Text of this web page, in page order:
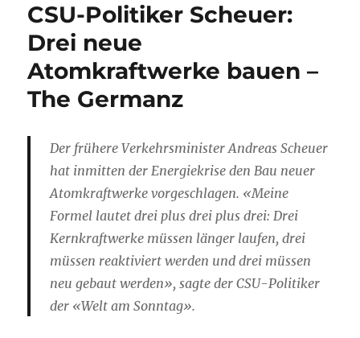
CSU-Politiker Scheuer:
Drei neue
Atomkraftwerke bauen –
The Germanz
Der frühere Verkehrsminister Andreas Scheuer
hat inmitten der Energiekrise den Bau neuer
Atomkraftwerke vorgeschlagen. «Meine
Formel lautet drei plus drei plus drei: Drei
Kernkraftwerke müssen länger laufen, drei
müssen reaktiviert werden und drei müssen
neu gebaut werden», sagte der CSU-Politiker
der «Welt am Sonntag».